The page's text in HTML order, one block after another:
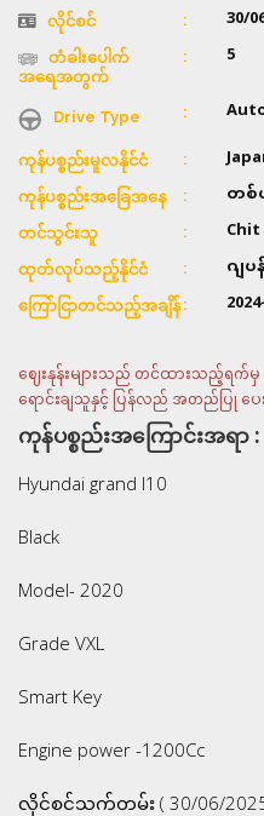
လိုင်စင် 30/
တံခါးပေါက်
အရေအတွက်
5
Drive Type
ကုန်ပစ္စည်းမူလနိုင်ငံ
ကုန်ပစ္စည်းအခြေအနေ တစ်
တင်သွင်းသူ
ထုတ်လုပ်သည့်နိုင်ငံ ဂျပန်
ကြော်ငြာတင်သည့်အချိန်
ဈေးနုန်းများသည် တင်ထားသည့်ရက်မှ
ရောင်းချသူနှင့် ပြန်လည် အတည်ပြု ပေ
ကုန်ပစ္စည်းအကြောင်းအရာ :
Hyundai grand I10
Black
Model- 2020
Grade VXL
Smart Key
Engine power -1200Cc
လိုင်စင်သက်တမ်း ( 30/06/